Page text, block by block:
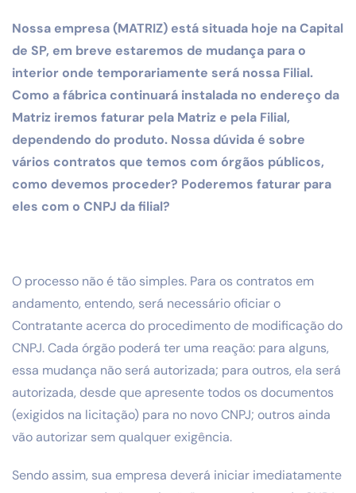
Nossa empresa (MATRIZ) está situada hoje na Capital
de SP, em breve estaremos de mudança para o
interior onde temporariamente será nossa Filial.
Como a fábrica continuará instalada no endereço da
Matriz iremos faturar pela Matriz e pela Filial,
dependendo do produto. Nossa dúvida é sobre
vários contratos que temos com órgãos públicos,
como devemos proceder? Poderemos faturar para
eles com o CNPJ da filial?
O processo não é tão simples. Para os contratos em
andamento, entendo, será necessário oficiar o
Contratante acerca do procedimento de modificação do
CNPJ. Cada órgão poderá ter uma reação: para alguns,
essa mudança não será autorizada; para outros, ela será
autorizada, desde que apresente todos os documentos
(exigidos na licitação) para no novo CNPJ; outros ainda
vão autorizar sem qualquer exigência.
Sendo assim, sua empresa deverá iniciar imediatamente